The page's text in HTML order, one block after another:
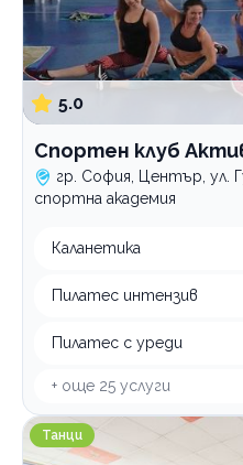
5.0
Спортен клуб
гр. София, Център, ул.
спортна академия
Каланетика
Пилатес интензив
Пилатес с уреди
+ още 25 услуги
Salsa Spirit DO Латино
Танци